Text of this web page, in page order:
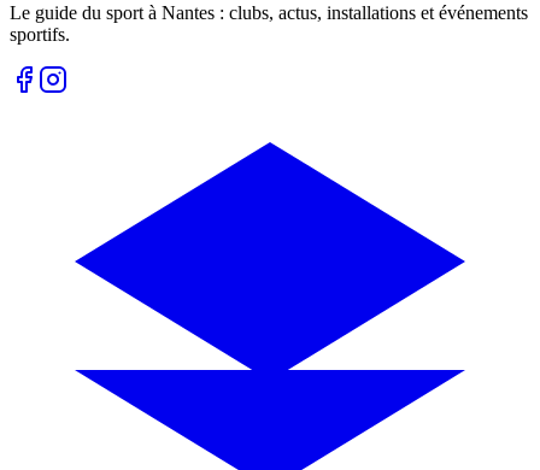
Le guide du sport à Nantes : clubs, actus, installations et événements
sportifs.